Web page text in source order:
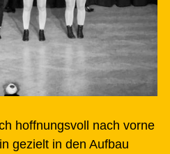
hoffnungsvoll nach vorne
gezielt in den Aufbau